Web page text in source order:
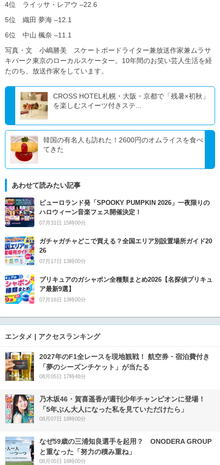
4位 ライッサ・レアウ –22.6
5位 織田 夢海 –12.1
6位 中山 楓奈 –11.1
写真・文 小嶋勝美 スケートボードライター兼放送作家兼ムラサ
キパーク東京のローカルスケーター。10年間のお笑い芸人生活を経
たのち、放送作家をしています。
CROSS HOTEL札幌・大阪・京都で「残暑×初秋」
を楽しむスイーツ付きステ...
韓国の有名人も訪れた！2600円のオムライスを食べ
てきた
あわせて読みたい記事
ピューロランド発「SPOOKY PUMPKIN 2026」一夜限りの
ハロウィーン音楽フェス開催決定！
07月31日 15時00分
ガチャガチャどこで買える？全国エリア別設置場所ガイド20
26
07月17日 13時00分
プリキュアのガシャポン全種類まとめ2026【名探偵プリキュ
ア最新9選】
07月16日 13時00分
エンタメ | アクセスランキング
2027年のF1全レースを現地観戦！ 航空券・宿泊費付き
「夢のシーズンチケット」が当たる
08月05日 17時48分
乃木坂46・賀喜遥香が週刊少年チャンピオンに登場！
「5年ぶん大人になった私を見ていただけたら」
08月07日 18時00分
なぜ59歳の三浦知良選手を起用？ ONODERA GROUP
と重なった「努力の積み重ね」
08月05日 16時00分